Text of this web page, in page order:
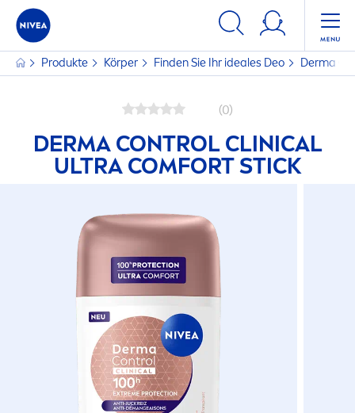
Produkte Körper Finden Sie Ihr ideales Deo Derma
(0)
DERMA CONTROL CLINICAL
ULTRA COMFORT STICK